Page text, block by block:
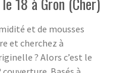
et de mousses
et cherchez à
? Alors c’est le